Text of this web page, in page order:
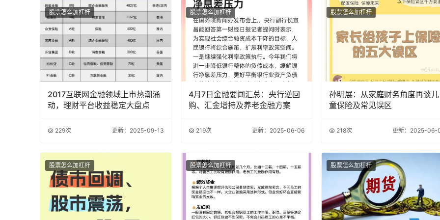
股票怎么加杠杆
2017互联网金融领域上市热潮涌
动，理财平台收益稳定大盘点
229次 更新：2025-09-13
股票怎么加杠杆
4月7日金融要闻汇总：央行逆回
购、汇金增持及养老金融方案
219次 更新：2025-06-06
股票怎么加杠杆
孙明展：从家庭财务角度再谈儿
童保险及常见误区
218次 更新：2025-06-
股票怎么加杠杆 股票怎么加杠杆 股票怎么加杠杆